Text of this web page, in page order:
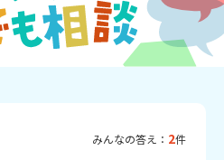
みんなの答え： 2件